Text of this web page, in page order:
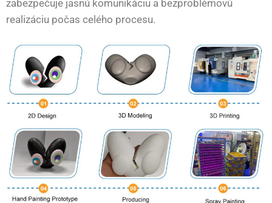
zabezpečuje jasnú komunikáciu a bezproblémovú
realizáciu počas celého procesu.